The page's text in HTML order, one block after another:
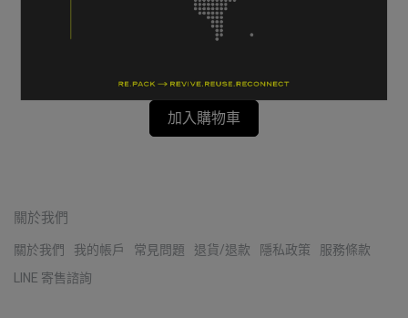
GREGORY JADE 43L 女款登山背包 S碼 灰色
加入購物車
關於我們
關於我們 我的帳戶 常見問題 退貨/退款 隱私政策 服務條款
LINE 寄售諮詢